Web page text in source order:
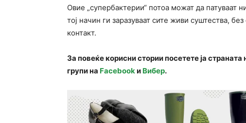
Овие „супербактерии“ потоа можат да патуваат
тој начин ги заразуваат сите живи суштества,
контакт.
За повеќе корисни стории посетете ја страната
групи на Facebook и Вибер.